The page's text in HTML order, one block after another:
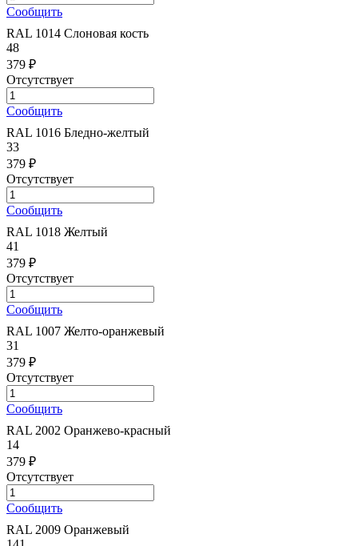
Сообщить
RAL 1014 Слоновая кость
48
379 ₽
Отсутствует
Сообщить
RAL 1016 Бледно-желтый
33
379 ₽
Отсутствует
Сообщить
RAL 1018 Желтый
41
379 ₽
Отсутствует
Сообщить
RAL 1007 Желто-оранжевый
31
379 ₽
Отсутствует
Сообщить
RAL 2002 Оранжево-красный
14
379 ₽
Отсутствует
Сообщить
RAL 2009 Оранжевый